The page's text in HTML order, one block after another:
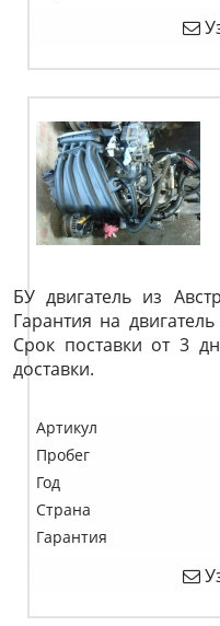
БУ двигатель из
Гарантия на
Срок поставки от 3
доставки.
Артикул
Пробег
Год
Страна
Гарантия